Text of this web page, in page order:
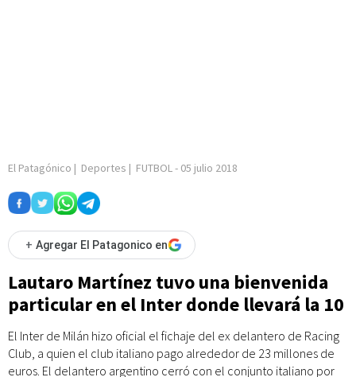
El Patagónico | Deportes | FUTBOL- 05 julio 2018
+ Agregar El Patagonico en
Lautaro Martínez tuvo una bienvenida
particular en el Inter donde llevará la 10
El Inter de Milán hizo oficial el fichaje del ex delantero de Racing
Club, a quien el club italiano pago alrededor de 23 millones de
euros. El delantero argentino cerró con el conjunto italiano por